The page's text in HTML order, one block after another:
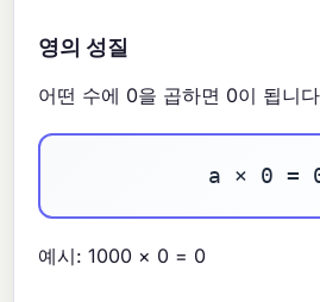
영의 성질
어떤 수에 0을 곱하면 0이 됩니
a × 0 =
예시: 1000 × 0 = 0